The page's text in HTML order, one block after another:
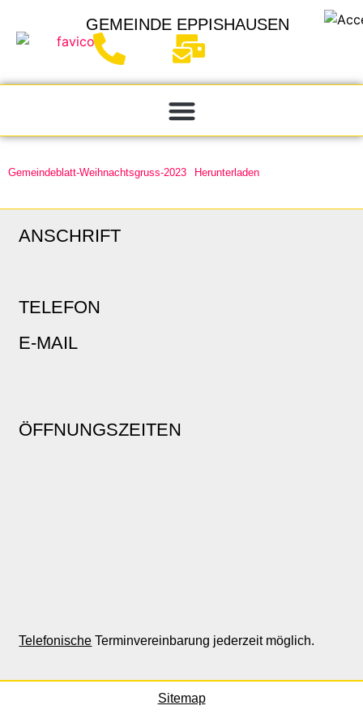
GEMEINDE EPPISHAUSEN
Gemeindeblatt-Weihnachtsgruss-2023 Herunterladen
ANSCHRIFT
TELEFON
E-MAIL
ÖFFNUNGSZEITEN
Telefonische Terminvereinbarung jederzeit möglich.
Sitemap